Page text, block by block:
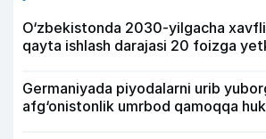
O‘zbekistonda 2030-yilgacha
qayta ishlash darajasi 20 foizga
Germaniyada piyodalarni urib
afg‘onistonlik umrbod qamoqqa